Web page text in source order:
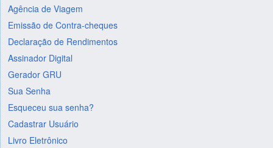
Agência de Viagem
Emissão de Contra-cheques
Declaração de Rendimentos
Assinador Digital
Gerador GRU
Sua Senha
Esqueceu sua senha?
Cadastrar Usuário
Livro Eletrônico